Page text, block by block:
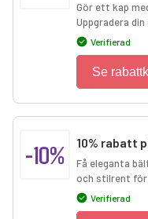
Gör ett kap
Uppgradera
Verifierad
Se
-10% 10% rabatt
Få eleganta
och stilrent för
Verifierad